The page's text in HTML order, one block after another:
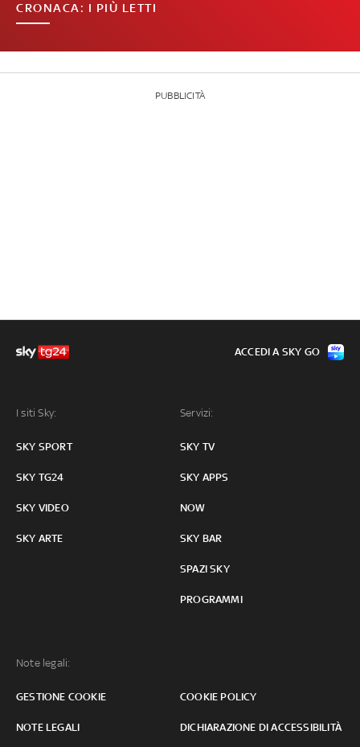
CRONACA: I PIÙ LETTI
PUBBLICITÀ
I siti Sky:
SKY SPORT
SKY TG24
SKY VIDEO
SKY ARTE
Servizi:
SKY TV
SKY APPS
NOW
SKY BAR
SPAZI SKY
PROGRAMMI
Note legali:
GESTIONE COOKIE COOKIE POLICY
NOTE LEGALI DICHIARAZIONE DI ACCESSIBILITÀ
ACCEDI A SKY GO